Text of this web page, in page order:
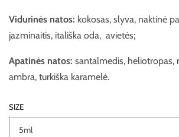
Vidurinės natos: kokosas, slyva, naktinė
jazminaitis, itališka oda, avietės;
Apatinės natos: santalmedis, heliotropas,
ambra, turkiška karamelė.
SIZE